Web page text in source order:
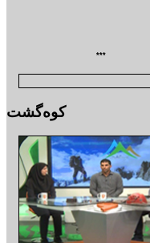
***
کوه‌گشت